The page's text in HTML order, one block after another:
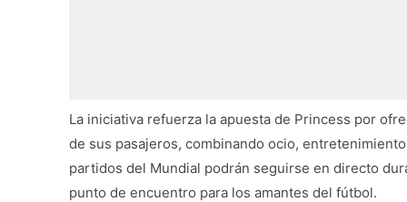
La iniciativa refuerza la apuesta de Princess por
de sus pasajeros, combinando ocio,
partidos del Mundial podrán seguirse en directo
punto de encuentro para los amantes del fútbol.